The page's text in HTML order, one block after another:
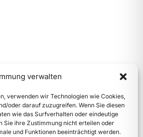
verwalten
verwenden wir Technologien wie Cookies,
oder darauf zuzugreifen. Wenn Sie diesen
wie das Surfverhalten oder eindeutige
Sie ihre Zustimmung nicht erteilen oder
und Funktionen beeinträchtigt werden.